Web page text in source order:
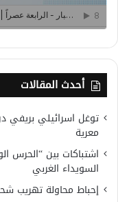
أحدث المقالات
توغل اسرائيلي بريفي
معرية
اشتباكات بين “الحرس
السويداء الغربي
إحباط محاولة تهريب